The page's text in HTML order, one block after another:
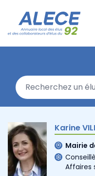
Karine
Mairie
Affaires